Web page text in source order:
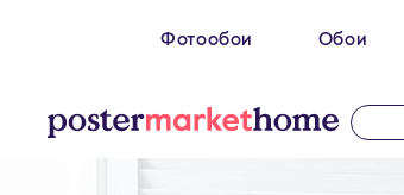
Фотообои
Размеры
Обои